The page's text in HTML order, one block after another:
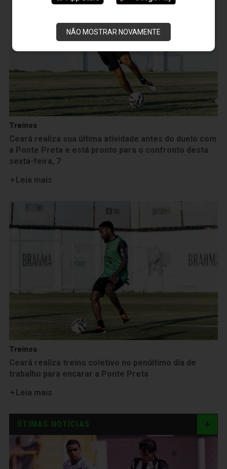
NÃO MOSTRAR NOVAMENTE
Treinos
Ceará realiza sua última atividade antes do duelo com
a Ponte Preta e está pronto para o confronto desta
sexta-feira, 7
Leia mais
Treinos
Ceará realiza treino coletivo no penúltimo dia de
trabalho para encarar a Ponte Preta
Leia mais
ÚTIMAS NOTÍCIAS